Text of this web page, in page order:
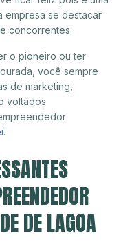
empresa se destacar
concorrentes.
o pioneiro ou ter
você sempre
de marketing,
voltados
.
DE LAGOA